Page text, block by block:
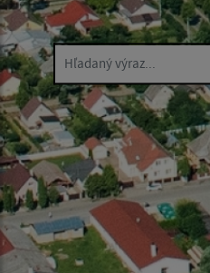
Hľadaný výraz...